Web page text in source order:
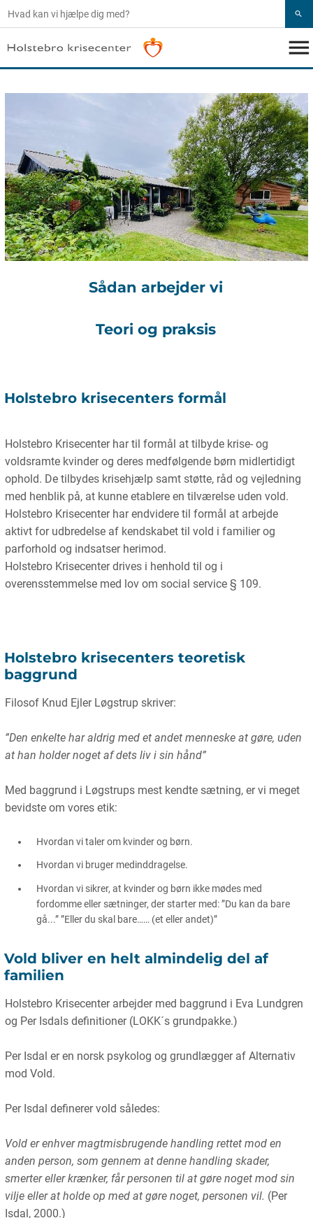
search
menu
Sådan arbejder vi
Teori og praksis
Holstebro krisecenters formål
Holstebro Krisecenter har til formål at tilbyde krise- og
voldsramte kvinder og deres medfølgende børn midlertidigt
ophold. De tilbydes krisehjælp samt støtte, råd og vejledning
med henblik på, at kunne etablere en tilværelse uden vold.
Holstebro Krisecenter har endvidere til formål at arbejde
aktivt for udbredelse af kendskabet til vold i familier og
parforhold og indsatser herimod.
Holstebro Krisecenter drives i henhold til og i
overensstemmelse med lov om social service § 109.
Holstebro krisecenters teoretisk
baggrund
Filosof Knud Ejler Løgstrup skriver:
”Den enkelte har aldrig med et andet menneske at gøre, uden
at han holder noget af dets liv i sin hånd”
Med baggrund i Løgstrups mest kendte sætning, er vi meget
bevidste om vores etik:
Hvordan vi taler om kvinder og børn.
Hvordan vi bruger medinddragelse.
Hvordan vi sikrer, at kvinder og børn ikke mødes med
fordomme eller sætninger, der starter med: ”Du kan da bare
gå...” ”Eller du skal bare…… (et eller andet)”
Vold bliver en helt almindelig del af
familien
Holstebro Krisecenter arbejder med baggrund i Eva Lundgren
og Per Isdals definitioner (LOKK´s grundpakke.)
Per Isdal er en norsk psykolog og grundlægger af Alternativ
mod Vold.
Per Isdal definerer vold således:
Vold er enhver magtmisbrugende handling rettet mod en
anden person, som gennem at denne handling skader,
smerter eller krænker, får personen til at gøre noget mod sin
vilje eller at holde op med at gøre noget, personen vil. (Per
Isdal, 2000.)